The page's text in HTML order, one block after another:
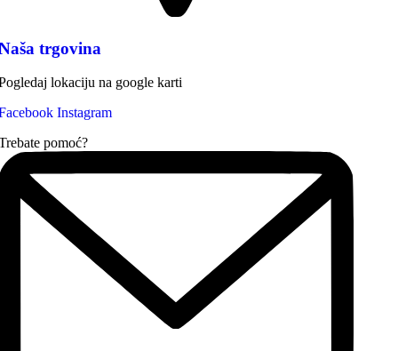
trgovina
lokaciju na google karti
Instagram
pomoć?